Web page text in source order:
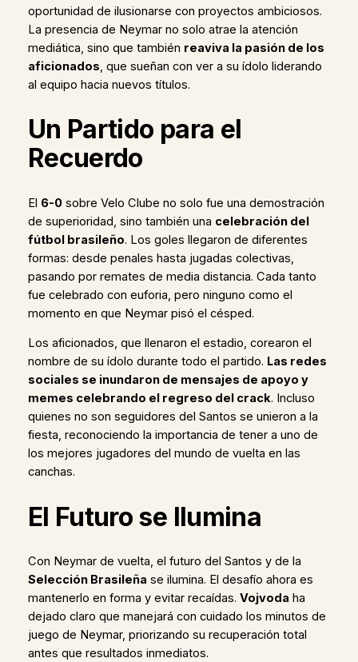
oportunidad de ilusionarse con proyectos ambiciosos.
La presencia de Neymar no solo atrae la atención
mediática, sino que también reaviva la pasión de los
aficionados , que sueñan con ver a su ídolo liderando
al equipo hacia nuevos títulos.
Un Partido para el
Recuerdo
El 6-0sobre Velo Clube no solo fue una demostración
de superioridad, sino también una celebración del
fútbol brasileño. Los goles llegaron de diferentes
formas: desde penales hasta jugadas colectivas,
pasando por remates de media distancia. Cada tanto
fue celebrado con euforia, pero ninguno como el
momento en que Neymar pisó el césped.
Los aficionados, que llenaron el estadio, corearon el
nombre de su ídolo durante todo el partido. Las redes
sociales se inundaron de mensajes de apoyo y
memes celebrando el regreso del crack. Incluso
quienes no son seguidores del Santos se unieron a la
fiesta, reconociendo la importancia de tener a uno de
los mejores jugadores del mundo de vuelta en las
canchas.
El Futuro se Ilumina
Con Neymar de vuelta, el futuro del Santos y de la
Selección Brasileña se ilumina. El desafío ahora es
mantenerlo en forma y evitar recaídas. Vojvoda ha
dejado claro que manejará con cuidado los minutos de
juego de Neymar, priorizando su recuperación total
antes que resultados inmediatos.